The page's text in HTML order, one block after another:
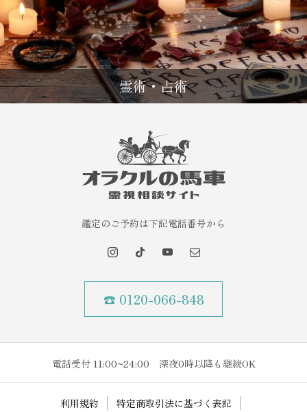
霊術・占術
鑑定のご予約は下記電話番号から
☎ 0120-066-848
電話受付 11:00~24:00 深夜0時以降も継続OK
利用規約 特定商取引法に基づく表記